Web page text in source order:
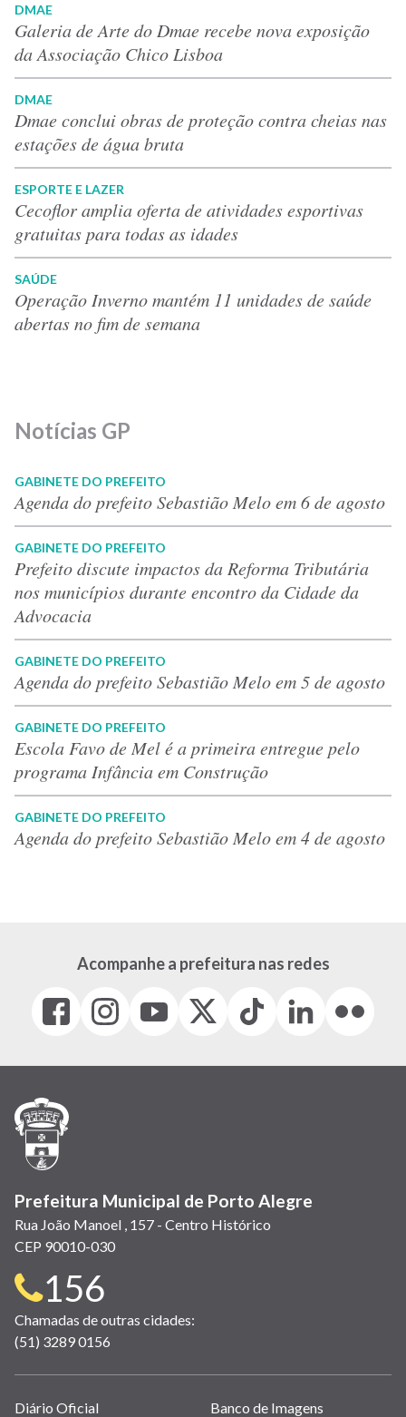
DMAE
Galeria de Arte do Dmae recebe nova exposição
da Associação Chico Lisboa
DMAE
Dmae conclui obras de proteção contra cheias nas
estações de água bruta
ESPORTE E LAZER
Cecoflor amplia oferta de atividades esportivas
gratuitas para todas as idades
SAÚDE
Operação Inverno mantém 11 unidades de saúde
abertas no fim de semana
Notícias GP
GABINETE DO PREFEITO
Agenda do prefeito Sebastião Melo em 6 de agosto
GABINETE DO PREFEITO
Prefeito discute impactos da Reforma Tributária
nos municípios durante encontro da Cidade da
Advocacia
GABINETE DO PREFEITO
Agenda do prefeito Sebastião Melo em 5 de agosto
GABINETE DO PREFEITO
Escola Favo de Mel é a primeira entregue pelo
programa Infância em Construção
GABINETE DO PREFEITO
Agenda do prefeito Sebastião Melo em 4 de agosto
Acompanhe a prefeitura nas redes
Facebook
(link
em
janela)
Instagram
(link
em
(link
em
(Antigo
(link
Tiktok
(link
em
LinkedIn
(link
em
(link
em
Prefeitura Municipal de Porto Alegre
Rua João Manoel , 157 - Centro Histórico
CEP 90010-030
Telefone
para
contato:
156
Chamadas de outras cidades:
(51) 3289 0156
Links
Diário Oficial Banco de Imagens